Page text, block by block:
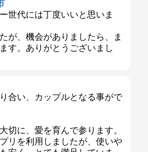
世代には丁度いいと思いま
が、機会がありましたら、ま
す。ありがとうございまし
合い、カップルとなる事がで
切に、愛を育んで参ります。
リを利用しましたが、使いや